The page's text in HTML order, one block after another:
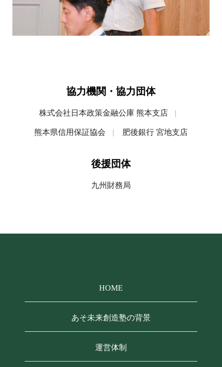
協力機関・協力団体
株式会社日本政策金融公庫 熊本支店
熊本県信用保証協会 肥後銀行 宮地支店
後援団体
九州財務局
HOME
あそ未来創造塾の背景
運営体制